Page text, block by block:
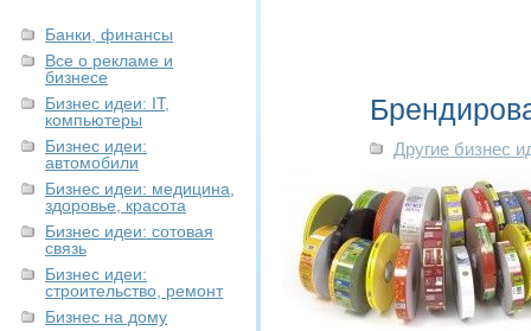
Банки, финансы
Все о рекламе и
бизнесе
Бизнес идеи: IT,
компьютеры
Бизнес идеи:
автомобили
Бизнес идеи: медицина,
здоровье, красота
Бизнес идеи: сотовая
связь
Бизнес идеи:
строительство, ремонт
Бизнес на дому
Другие бизнес